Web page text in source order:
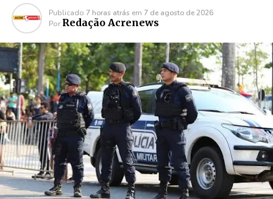
Publicado 7 horas atrás em 7 de agosto de 2026
Por Redação Acrenews